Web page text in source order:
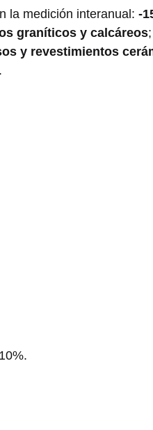
la medición interanual: -
graníticos y calcáreos;
y revestimientos
.